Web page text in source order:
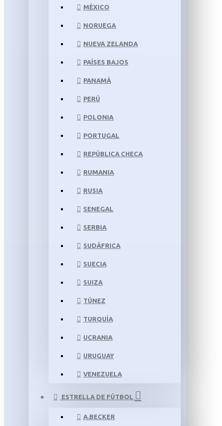
MÉXICO
NORUEGA
NUEVA ZELANDA
PAÍSES BAJOS
PANAMÁ
PERÚ
POLONIA
PORTUGAL
REPÚBLICA CHECA
RUMANIA
RUSIA
SENEGAL
SERBIA
SUDÁFRICA
SUECIA
SUIZA
TÚNEZ
TURQUÍA
UCRANIA
URUGUAY
VENEZUELA
ESTRELLA DE FÚTBOL
A.BECKER